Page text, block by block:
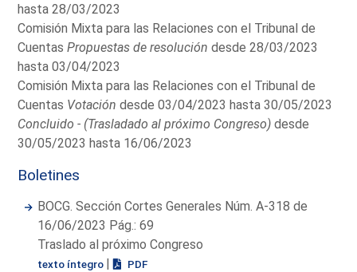
hasta 28/03/2023
Comisión Mixta para las Relaciones con el Tribunal de
CuentasPropuestas de resolución desde 28/03/2023
hasta 03/04/2023
Comisión Mixta para las Relaciones con el Tribunal de
Cuentas Votación desde 03/04/2023 hasta 30/05/2023
Concluido - (Trasladado al próximo Congreso) desde
30/05/2023 hasta 16/06/2023
Boletines
BOCG. Sección Cortes Generales Núm. A-318 de
16/06/2023 Pág.: 69
Traslado al próximo Congreso
texto íntegro | PDF